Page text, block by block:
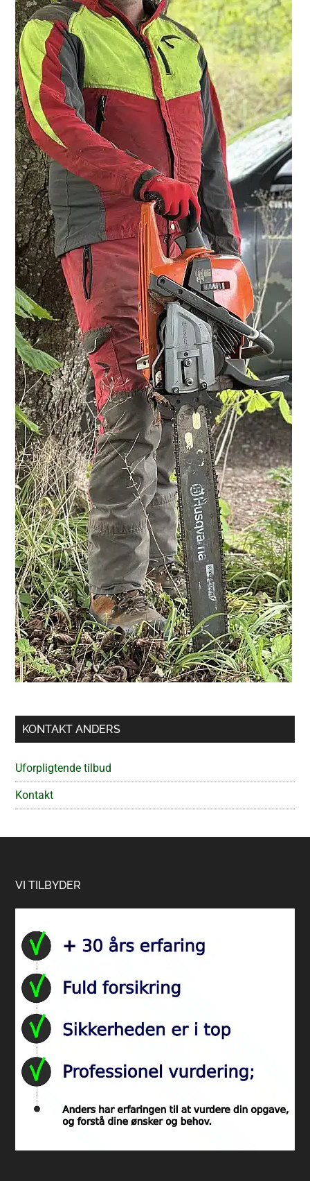
KONTAKT ANDERS
Uforpligtende tilbud
Kontakt
Footer
VI TILBYDER